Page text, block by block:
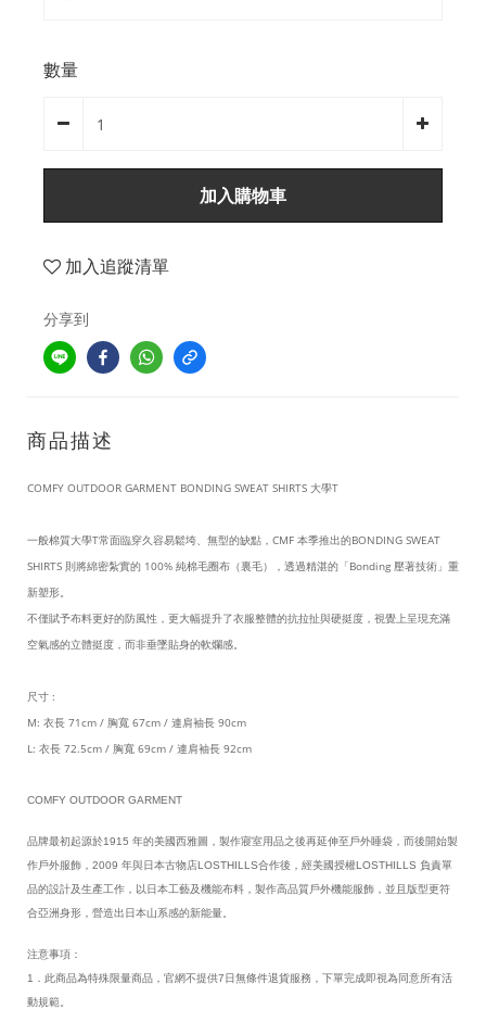
數量
加入購物車
加入追蹤清單
分享到
商品描述
COMFY OUTDOOR GARMENT BONDING SWEAT SHIRTS 大學T
一般棉質大學T常面臨穿久容易鬆垮、無型的缺點，CMF 本季推出的BONDING SWEAT
SHIRTS 則將綿密紮實的 100% 純棉毛圈布（裏毛），透過精湛的「Bonding 壓著技術」重
新塑形。
不僅賦予布料更好的防風性，更大幅提升了衣服整體的抗拉扯與硬挺度，視覺上呈現充滿
空氣感的立體挺度，而非垂墜貼身的軟爛感。
尺寸 :
M: 衣長 71cm / 胸寬 67cm / 連肩袖長 90cm
L: 衣長 72.5cm / 胸寬 69cm / 連肩袖長 92cm
COMFY OUTDOOR GARMENT
品牌最初起源於1915 年的美國西雅圖，製作寢室用品之後再延伸至戶外睡袋，而後開始製
作戶外服飾，2009 年與日本古物店LOSTHILLS合作後，經美國授權LOSTHILLS 負責單
品的設計及生產工作，以日本工藝及機能布料，製作高品質戶外機能服飾，並且版型更符
合亞洲身形，營造出日本山系感的新能量。
注意事項：
1．此商品為特殊限量商品，官網不提供7日無條件退貨服務，下單完成即視為同意所有活
動規範。